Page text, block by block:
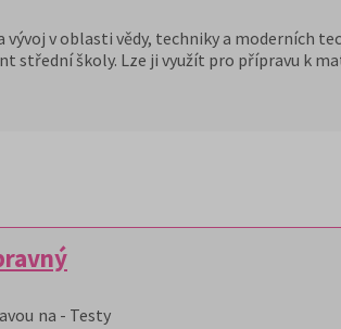
v oblasti vědy, techniky a moderních
školy. Lze ji využít pro přípravu k
na - Testy